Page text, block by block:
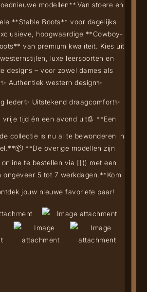
modellen**.Van stoere en
**Stable Boots** voor dagelijks
hoogwaardige **Cowboy-
van premium kwaliteit. Kies uit
luxe leersoorten en
designs – voor zowel dames als
✨ Authentiek western design✨
leder✨ Uitstekend draagcomfort✨
vrije tijd én een avond uit👢 **Een
collectie is nu al te bewonderen in
📦 **De overige modellen zijn
online te bestellen via []() met een
ongeveer 5 tot 7 werkdagen.**Kom
jouw nieuwe favoriete paar!